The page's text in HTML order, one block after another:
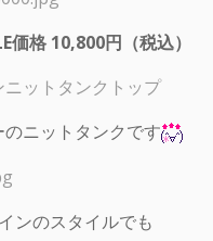
価格 10,800円（税込）
ットタンクトップ
ニットタンクです
ンのスタイルでも